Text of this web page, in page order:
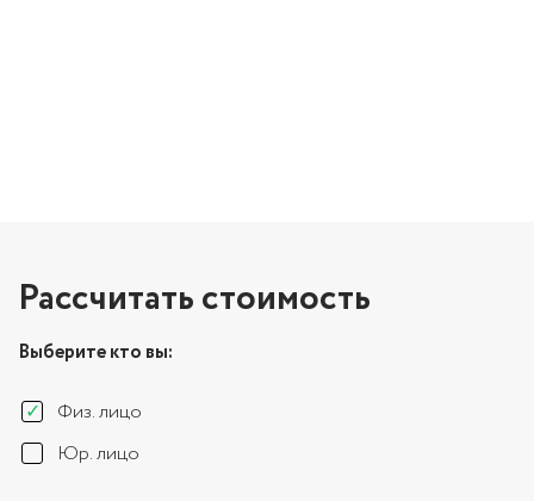
Рассчитать стоимость
Выберите кто вы:
Физ. лицо
Юр. лицо